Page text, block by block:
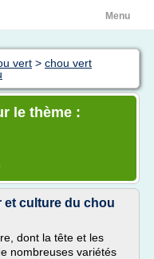
Menu
vert > chou vert
le thème :
et culture du chou
dont la tête et les
nombreuses variétés